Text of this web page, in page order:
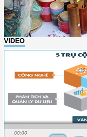
VIDEO
00:00